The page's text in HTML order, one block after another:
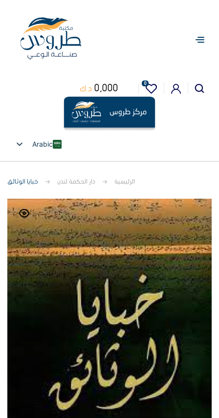
0
0,000 د.ك
Arabic
English
الرئيسية دار الحكمة لندن خبايا الوثائق